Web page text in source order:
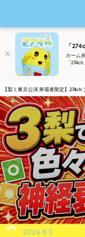
「
ホーム
「
演 来場者限定】274ch.プレゼンツ
会員2026年度の継続特典グッズ・
2026.8.5